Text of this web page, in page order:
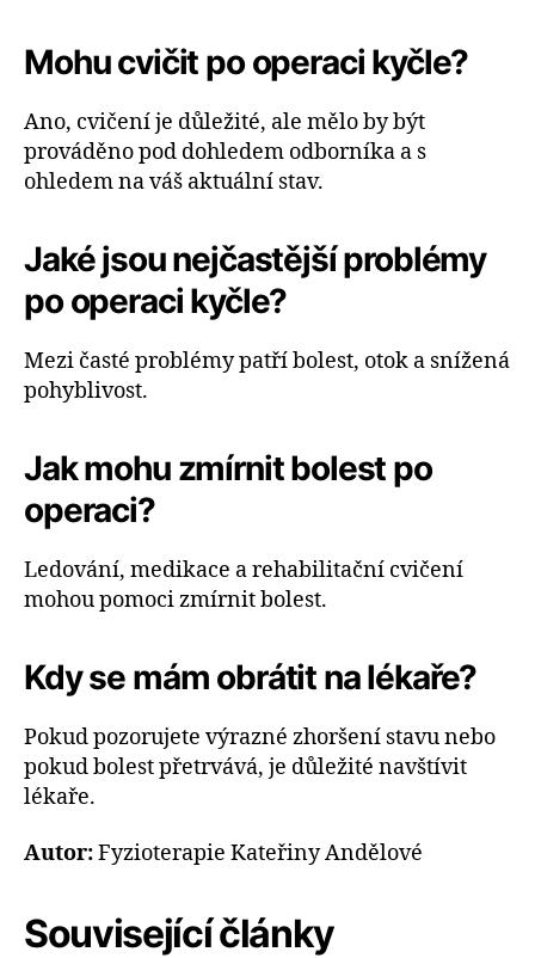
Mohu cvičit po operaci kyčle?
Ano, cvičení je důležité, ale mělo by být
prováděno pod dohledem odborníka a s
ohledem na váš aktuální stav.
Jaké jsou nejčastější problémy
po operaci kyčle?
Mezi časté problémy patří bolest, otok a snížená
pohyblivost.
Jak mohu zmírnit bolest po
operaci?
Ledování, medikace a rehabilitační cvičení
mohou pomoci zmírnit bolest.
Kdy se mám obrátit na lékaře?
Pokud pozorujete výrazné zhoršení stavu nebo
pokud bolest přetrvává, je důležité navštívit
lékaře.
Autor:Fyzioterapie Kateřiny Andělové
Související články